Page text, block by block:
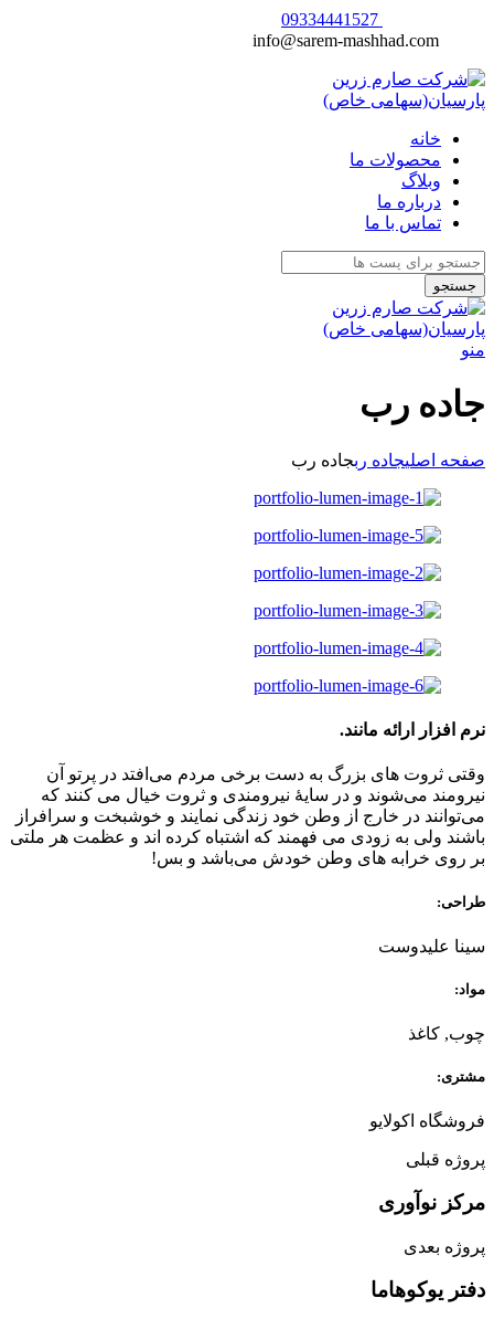
خانه
محصولات ما
وبلاگ
درباره ما
تماس با ما
جستجو
منو
جاده رب
صفحه اصلیجاده ربجاده رب
نرم افزار ارائه مانند.
وقتی ثروت‌ های بزرگ به دست برخی مردم می‌افتد در پرتو آن
نیرومند می‌شوند و در سایهٔ نیرومندی و ثروت خیال می‌ کنند که
می‌توانند در خارج از وطن خود زندگی نمایند و خوشبخت و سرافراز
باشند ولی به زودی می‌ فهمند که اشتباه کرده‌ اند و عظمت هر ملتی
بر روی خرابه‌ های وطن خودش می‌باشد و بس!
طراحی:
سینا علیدوست
مواد:
چوب, کاغذ
مشتری:
فروشگاه اکولایو
پروژه قبلی
مرکز نوآوری
پروژه بعدی
دفتر یوکوهاما